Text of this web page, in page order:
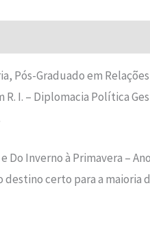
Pós-Graduado em Relações
I. – Diplomacia Política
Inverno à Primavera –
destino certo para a maioria